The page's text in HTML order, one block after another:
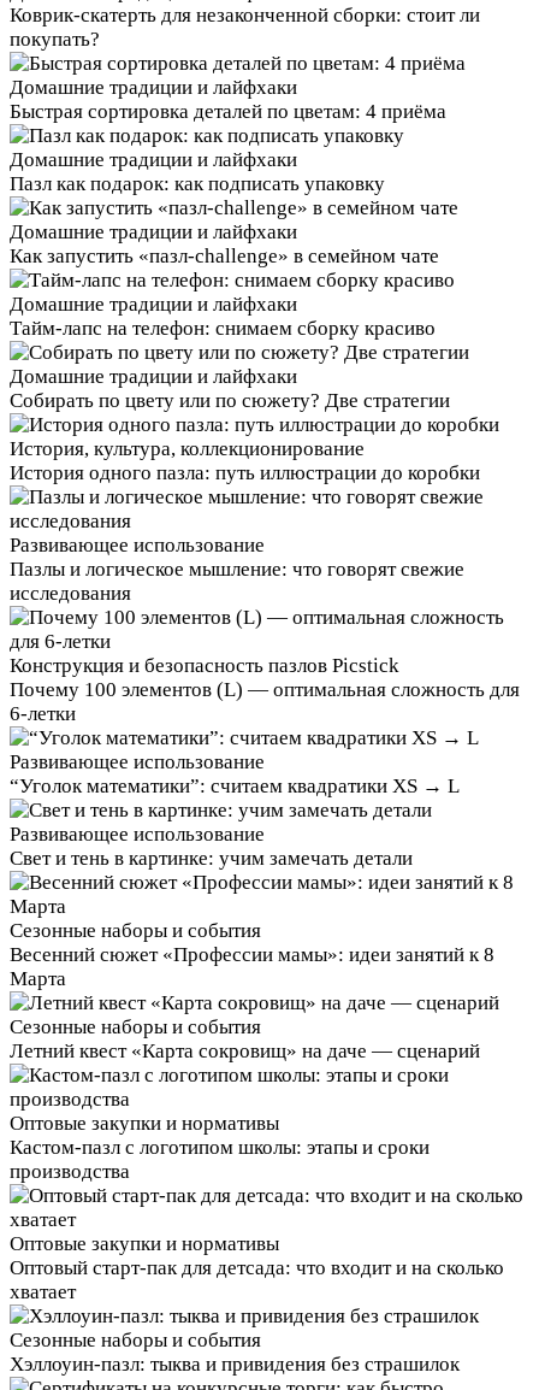
Коврик-скатерть для незаконченной сборки: стоит ли
покупать?
Домашние традиции и лайфхаки
Быстрая сортировка деталей по цветам: 4 приёма
Домашние традиции и лайфхаки
Пазл как подарок: как подписать упаковку
Домашние традиции и лайфхаки
Как запустить «пазл-challenge» в семейном чате
Домашние традиции и лайфхаки
Тайм‑лапс на телефон: снимаем сборку красиво
Домашние традиции и лайфхаки
Собирать по цвету или по сюжету? Две стратегии
История, культура, коллекционирование
История одного пазла: путь иллюстрации до коробки
Развивающее использование
Пазлы и логическое мышление: что говорят свежие
исследования
Конструкция и безопасность пазлов Picstick
Почему 100 элементов (L) — оптимальная сложность для
6‑летки
Развивающее использование
“Уголок математики”: считаем квадратики XS → L
Развивающее использование
Свет и тень в картинке: учим замечать детали
Сезонные наборы и события
Весенний сюжет «Профессии мамы»: идеи занятий к 8
Марта
Сезонные наборы и события
Летний квест «Карта сокровищ» на даче — сценарий
Оптовые закупки и нормативы
Кастом‑пазл с логотипом школы: этапы и сроки
производства
Оптовые закупки и нормативы
Оптовый старт‑пак для детсада: что входит и на сколько
хватает
Сезонные наборы и события
Хэллоуин‑пазл: тыква и привидения без страшилок